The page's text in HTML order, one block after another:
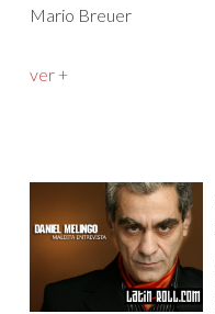
Mario Breuer
ver +